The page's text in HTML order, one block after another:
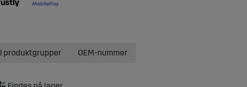
I produktgrupper OEM-nummer